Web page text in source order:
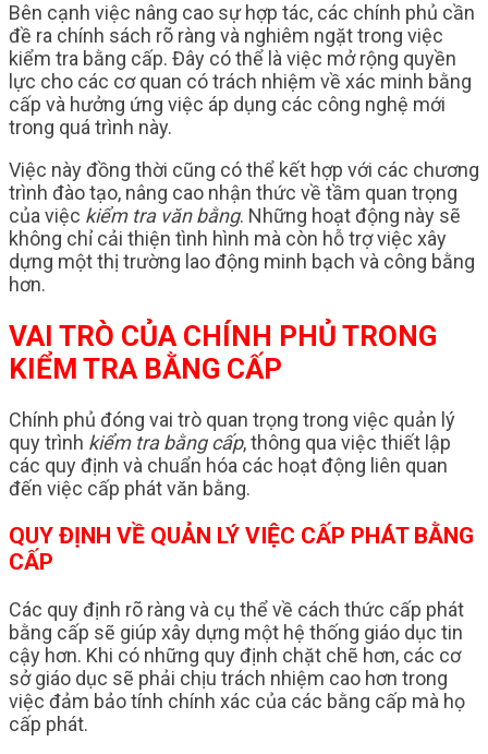
Bên cạnh việc nâng cao sự hợp tác, các chính phủ cần
đề ra chính sách rõ ràng và nghiêm ngặt trong việc
kiểm tra bằng cấp. Đây có thể là việc mở rộng quyền
lực cho các cơ quan có trách nhiệm về xác minh bằng
cấp và hưởng ứng việc áp dụng các công nghệ mới
trong quá trình này.
Việc này đồng thời cũng có thể kết hợp với các chương
trình đào tạo, nâng cao nhận thức về tầm quan trọng
của việc kiểm tra văn bằng. Những hoạt động này sẽ
không chỉ cải thiện tình hình mà còn hỗ trợ việc xây
dựng một thị trường lao động minh bạch và công bằng
hơn.
VAI TRÒ CỦA CHÍNH PHỦ TRONG
KIỂM TRA BẰNG CẤP
Chính phủ đóng vai trò quan trọng trong việc quản lý
quy trình kiểm tra bằng cấp, thông qua việc thiết lập
các quy định và chuẩn hóa các hoạt động liên quan
đến việc cấp phát văn bằng.
QUY ĐỊNH VỀ QUẢN LÝ VIỆC CẤP PHÁT BẰNG
CẤP
Các quy định rõ ràng và cụ thể về cách thức cấp phát
bằng cấp sẽ giúp xây dựng một hệ thống giáo dục tin
cậy hơn. Khi có những quy định chặt chẽ hơn, các cơ
sở giáo dục sẽ phải chịu trách nhiệm cao hơn trong
việc đảm bảo tính chính xác của các bằng cấp mà họ
cấp phát.